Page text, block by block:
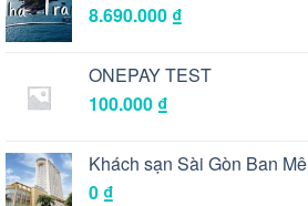
8.690.000 ₫
ONEPAY TEST
100.000 ₫
Khách sạn Sài Gòn Ban Mê
0 ₫